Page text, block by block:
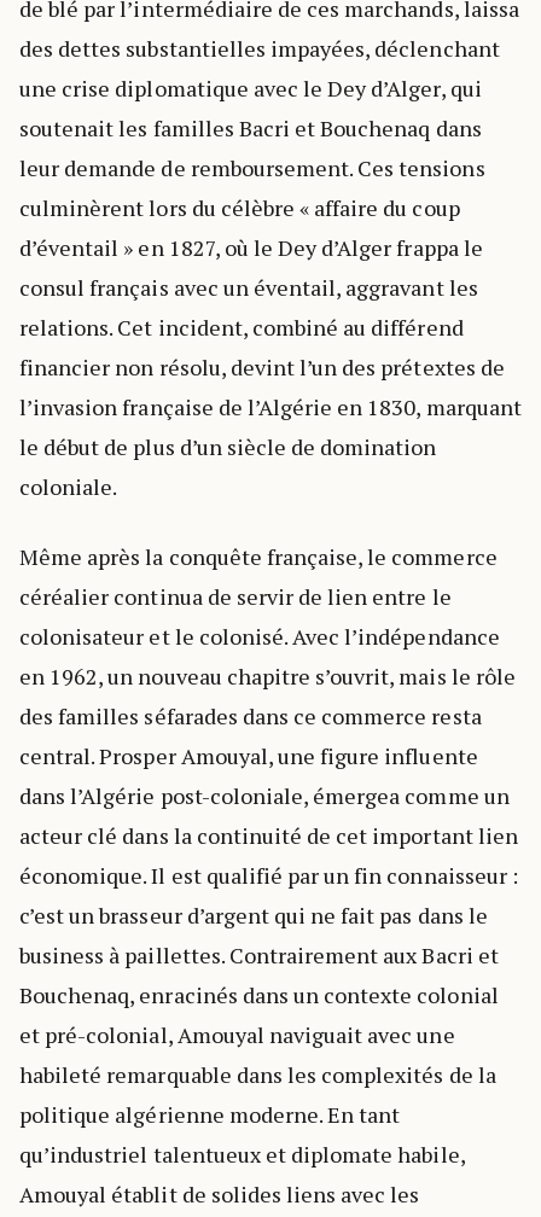
de blé par l’intermédiaire de ces marchands, laissa
des dettes substantielles impayées, déclenchant
une crise diplomatique avec le Dey d’Alger, qui
soutenait les familles Bacri et Bouchenaq dans
leur demande de remboursement. Ces tensions
culminèrent lors du célèbre « affaire du coup
d’éventail » en 1827, où le Dey d’Alger frappa le
consul français avec un éventail, aggravant les
relations. Cet incident, combiné au différend
financier non résolu, devint l’un des prétextes de
l’invasion française de l’Algérie en 1830, marquant
le début de plus d’un siècle de domination
coloniale.
Même après la conquête française, le commerce
céréalier continua de servir de lien entre le
colonisateur et le colonisé. Avec l’indépendance
en 1962, un nouveau chapitre s’ouvrit, mais le rôle
des familles séfarades dans ce commerce resta
central. Prosper Amouyal, une figure influente
dans l’Algérie post-coloniale, émergea comme un
acteur clé dans la continuité de cet important lien
économique. Il est qualifié par un fin connaisseur :
c’est un brasseur d’argent qui ne fait pas dans le
business à paillettes. Contrairement aux Bacri et
Bouchenaq, enracinés dans un contexte colonial
et pré-colonial, Amouyal naviguait avec une
habileté remarquable dans les complexités de la
politique algérienne moderne. En tant
qu’industriel talentueux et diplomate habile,
Amouyal établit de solides liens avec les